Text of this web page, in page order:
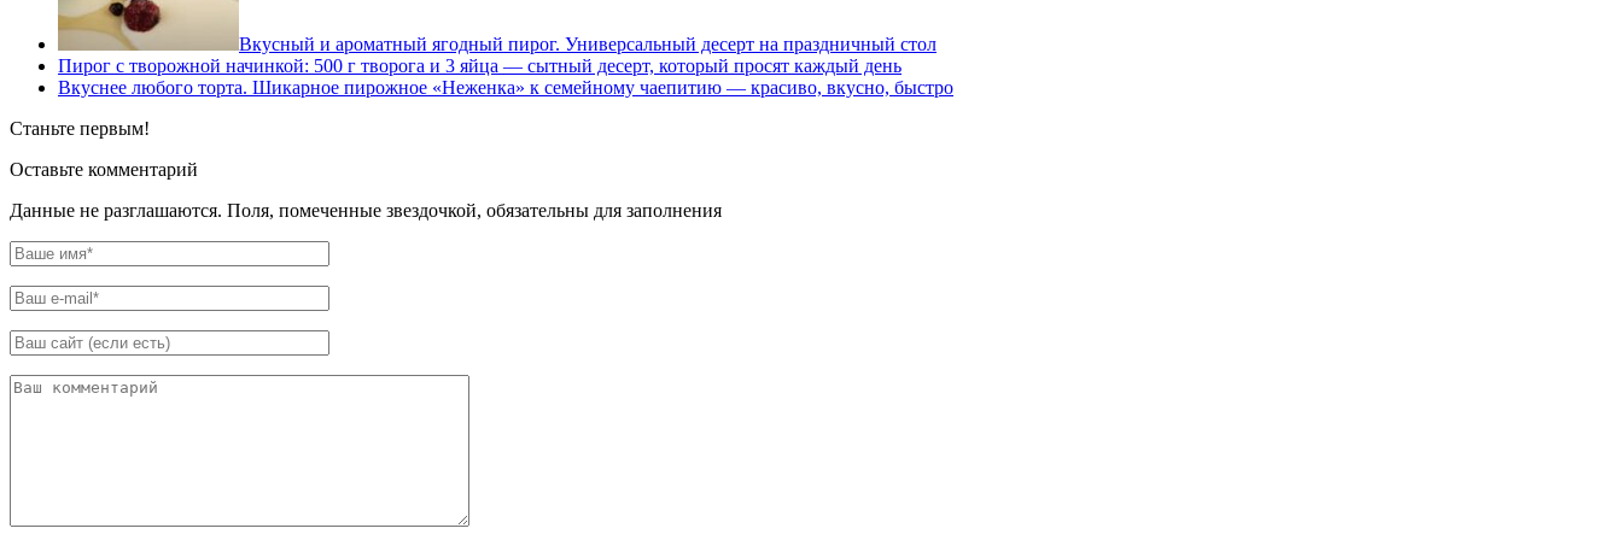
Вкусный и ароматный ягодный пирог. Универсальный десерт на праздничный стол
Пирог с творожной начинкой: 500 г творога и 3 яйца — сытный десерт, который просят каждый день
Вкуснее любого торта. Шикарное пирожное «Неженка» к семейному чаепитию — красиво, вкусно, быстро
Станьте первым!
Оставьте комментарий
Данные не разглашаются. Поля, помеченные звездочкой, обязательны для заполнения